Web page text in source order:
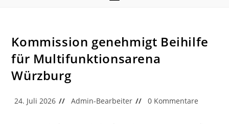
Kommission genehmigt Beihilfe
für Multifunktionsarena
Würzburg
Beitrag
24. Juli 2026
Beitrags-
Admin-Bearbeiter
Beitrags-
0 Kommentare